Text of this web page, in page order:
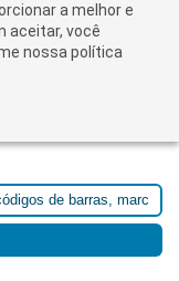
a melhor e
aceitar, você
nossa política